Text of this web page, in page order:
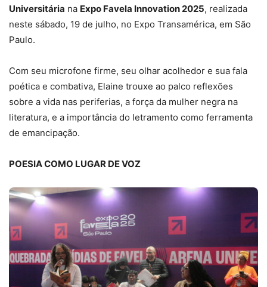
Universitária na Expo Favela Innovation 2025, realizada
neste sábado, 19 de julho, no Expo Transamérica, em São
Paulo.
Com seu microfone firme, seu olhar acolhedor e sua fala
poética e combativa, Elaine trouxe ao palco reflexões
sobre a vida nas periferias, a força da mulher negra na
literatura, e a importância do letramento como ferramenta
de emancipação.
POESIA COMO LUGAR DE VOZ